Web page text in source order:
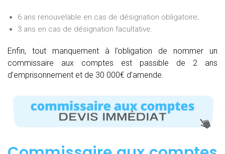
6 ans renouvelable en cas de désignation obligatoire;
3 ans en cas de désignation facultative.
Enfin, tout manquement à l’obligation de nommer un
commissaire aux comptes est passible de 2 ans
d’emprisonnement et de 30 000€ d’amende.